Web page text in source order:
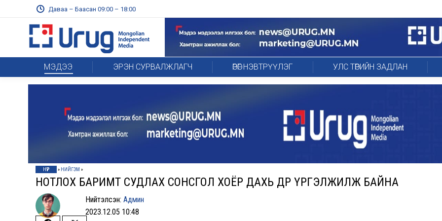
Даваа – Баасан 09:00 – 18:00
МЭДЭЭ ЭРЭН СУРВАЛЖЛАГЧ ӨРӨГ НЭВТРҮҮЛЭГ УЛС ТӨРИЙН ЗАДЛАН
НҮҮР » НИЙГЭМ »
НОТЛОХ БАРИМТ СУДЛАХ СОНСГОЛ ХОЁР ДАХЬ ӨДРӨӨ ҮРГЭЛЖИЛЖ БАЙНА
Нийтэлсэн:Админ
2023.12.05 10:48